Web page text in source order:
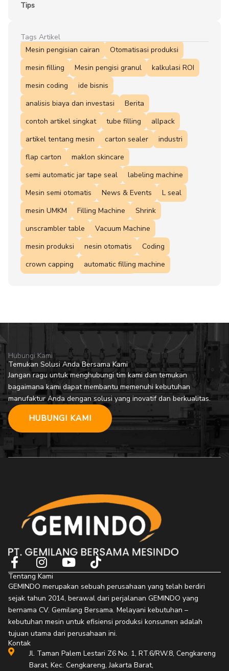
Tips
Tags Artikel
Mesin pengisian cairan
Otomatisasi produksi
mesin filling
Mesin pengisi granul
kalkulasi ROI
mesin coding
ide bisnis
analisis biaya dan investasi
Berita
contoh artikel singkat
tube filling
allpack
artikel tentang mesin
carton sealer
industri
flap carton
maklon skincare
semi automatic jar tape seal
labeling machine
Mesin semi otomatis
News & Events
L seal
mesin UMKM
Filling Machine
Shrink
unscrambler table
Vacuum Machine
mesin produksi
nesin otomatis
Coding
crown capping
automatic filling machine
mesin packaging
coding machine
Filling machine otomatis
ROI blow molding
Hubungi Kami
Temukan Solusi Anda Bersama Kami
Jangan ragu untuk menghubungi tim kami dan temukan
bagaimana kami dapat membantu memenuhi kebutuhan
manufaktur Anda dengan solusi yang inovatif dan berkualitas.
HUBUNGI KAMI
F
a
c
e
b
o
o
k
I
n
s
t
a
g
r
a
m
Y
o
u
t
u
b
e
T
i
k
t
o
k
Tentang Kami
GEMINDO merupakan sebuah perusahaan yang telah berdiri
sejak tahun 2014, berawal dari perjalanan GEMINDO yang
bernama CV. Gemilang Bersama. Melayani kebutuhan –
kebutuhan mesin untuk efisiensi produksi konsumen adalah
tujuan utama dari perusahaan ini.
Kontak
Jl. Taman Palem Lestari Z6 No. 1, RT.6/RW.8, Cengkareng
Barat, Kec. Cengkareng, Jakarta Barat,